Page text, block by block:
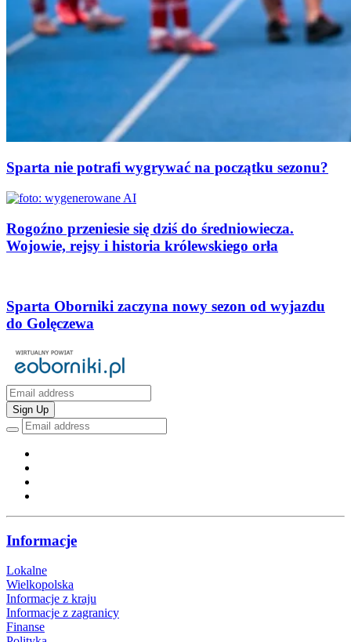
Sparta nie potrafi wygrywać na początku sezonu?
Rogoźno przeniesie się dziś do średniowiecza.
Wojowie, rejsy i historia królewskiego orła
Sparta Oborniki zaczyna nowy sezon od wyjazdu
do Golęczewa
Sign Up
Informacje
Lokalne
Wielkopolska
Informacje z kraju
Informacje z zagranicy
Finanse